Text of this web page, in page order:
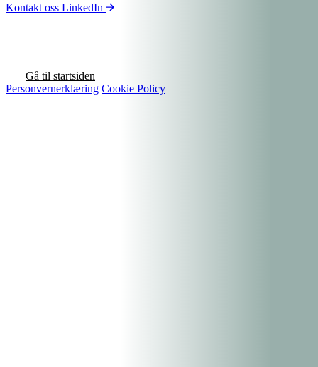
Kontakt oss LinkedIn
Gå til startsiden
Personvernerklæring Cookie Policy